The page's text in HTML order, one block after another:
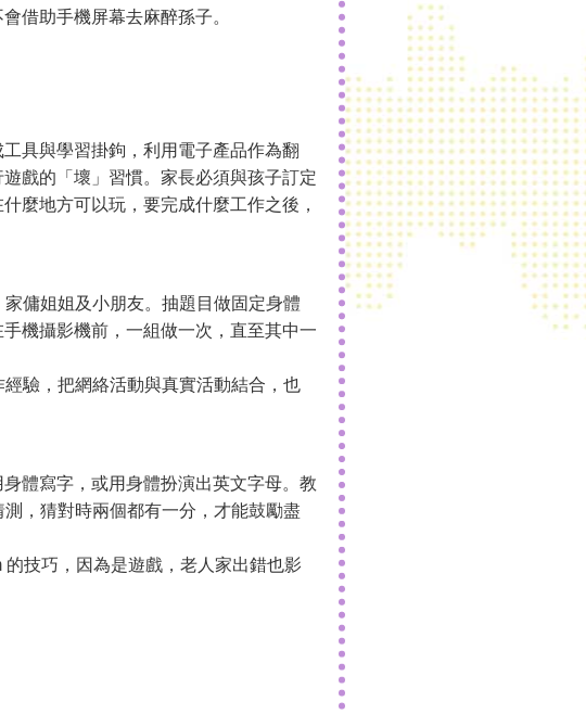
借助手機屏幕去麻醉孫子。
具與學習掛鉤，利用電子產品作為翻
戲的「壞」習慣。家長必須與孩子訂定
麼地方可以玩，要完成什麼工作之後，
傭姐姐及小朋友。抽題目做固定身體
機攝影機前，一組做一次，直至其中一
驗，把網絡活動與真實活動結合，也
體寫字，或用身體扮演出英文字母。教
，猜對時兩個都有一分，才能鼓勵盡
技巧，因為是遊戲，老人家出錯也影